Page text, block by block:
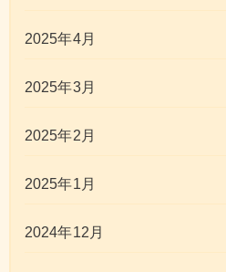
2025年4月
2025年3月
2025年2月
2025年1月
2024年12月